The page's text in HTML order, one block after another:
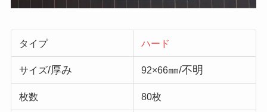
タイプ ハード
サイズ/厚み 92×66㎜/不明
枚数 80枚